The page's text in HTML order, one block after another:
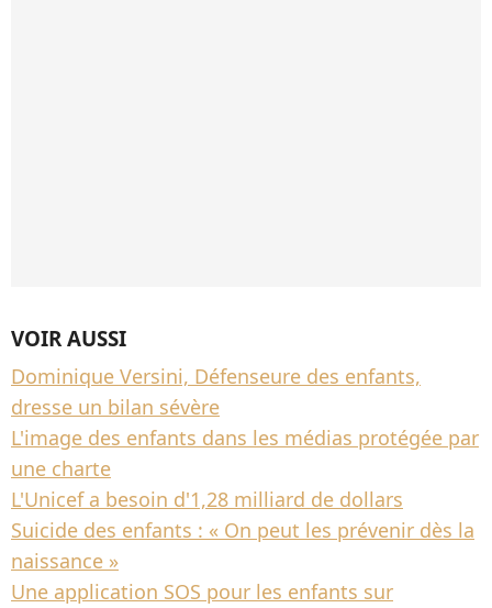
VOIR AUSSI
Dominique Versini, Défenseure des enfants,
dresse un bilan sévère
L'image des enfants dans les médias protégée par
une charte
L'Unicef a besoin d'1,28 milliard de dollars
Suicide des enfants : « On peut les prévenir dès la
naissance »
Une application SOS pour les enfants sur